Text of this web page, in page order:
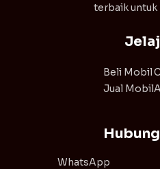
terbaik untuk
Beli Mobil
Jual Mobil
WhatsApp